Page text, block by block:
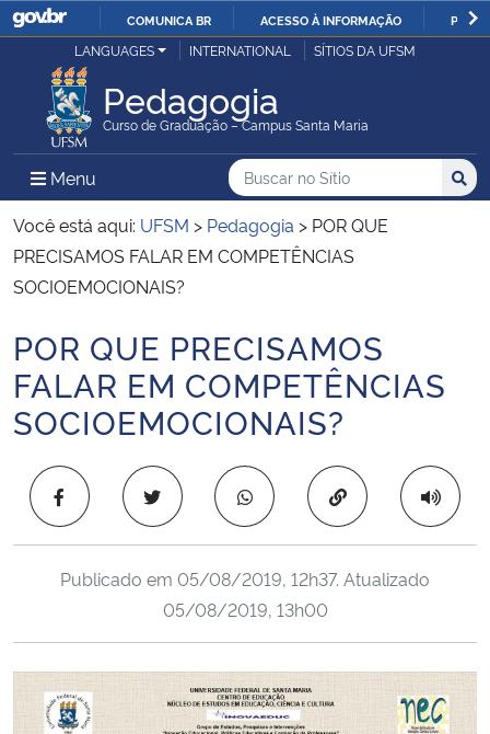
IR
O
COMUNICA BR ACESSO À INFORMAÇÃO
Ministério da Justiça e Segurança Pública
Ministério da Defesa
Ministério das Relações Exteriores
Ministério da Economia
Ministério da Infraestrutura
Ministério da Agricultura, Pecuária e Abastecimento
Ministério da Cidadania
Ministério da Ciência, Tecnologia, Inovações e Comunicações
LANGUAGES INTERNATIONAL SÍTIOS DA UFSM
Pedagogia
Curso de Graduação – Campus Santa Maria
Menu Menu Principal do Sítio
Busca
Buscar no no Sítio
Busca:
Você está aqui: UFSM > Pedagogia > POR QUE
PRECISAMOS FALAR EM COMPETÊNCIAS
SOCIOEMOCIONAIS?
Início do conteúdo
POR QUE PRECISAMOS
FALAR EM COMPETÊNCIAS
SOCIOEMOCIONAIS?
Copiar para área
Publicado em 05/08/2019, 12h37. Atualizado
05/08/2019, 13h00